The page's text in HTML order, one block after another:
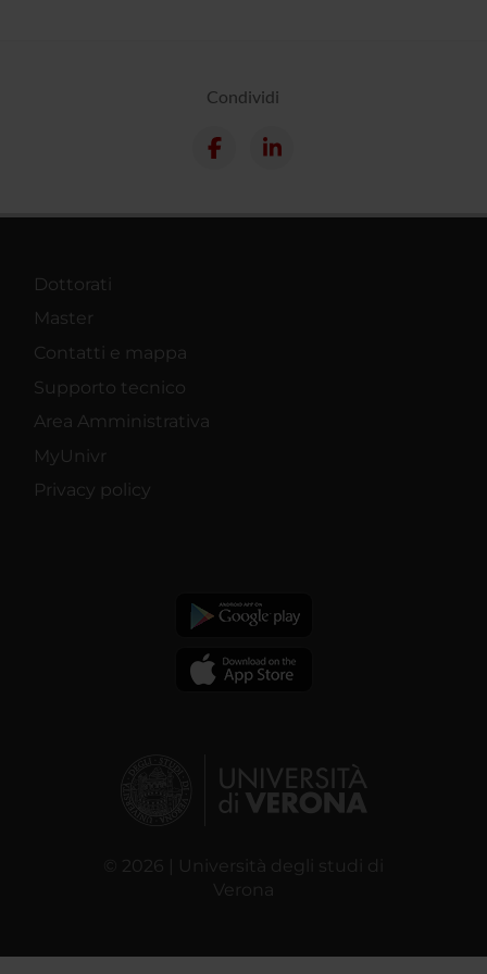
Condividi
Dottorati
Master
Contatti e mappa
Supporto tecnico
Area Amministrativa
MyUnivr
Privacy policy
© 2026 | Università degli studi di
Verona